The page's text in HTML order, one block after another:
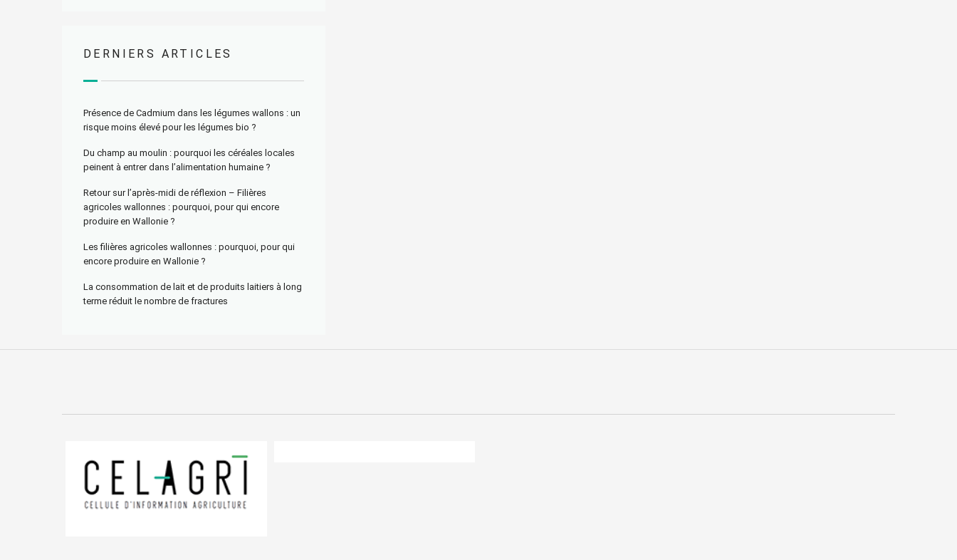
DERNIERS ARTICLES
Présence de Cadmium dans les légumes wallons : un
risque moins élevé pour les légumes bio ?
Du champ au moulin : pourquoi les céréales locales
peinent à entrer dans l’alimentation humaine ?
Retour sur l’après-midi de réflexion – Filières
agricoles wallonnes : pourquoi, pour qui encore
produire en Wallonie ?
Les filières agricoles wallonnes : pourquoi, pour qui
encore produire en Wallonie ?
La consommation de lait et de produits laitiers à long
terme réduit le nombre de fractures